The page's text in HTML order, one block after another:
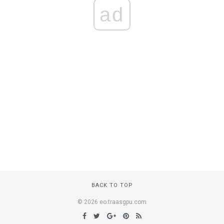
ad
BACK TO TOP
© 2026 eo.traasgpu.com